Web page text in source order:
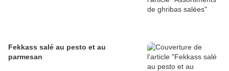
Fekkass salé au pesto et au
parmesan